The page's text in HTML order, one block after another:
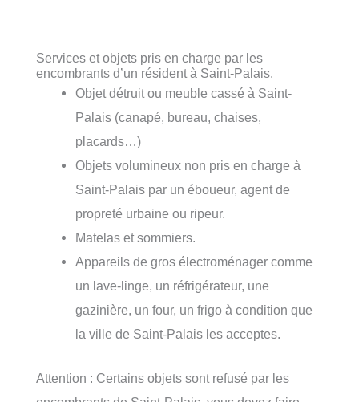
Services et objets pris en charge par les
encombrants d’un résident à Saint-Palais.
Objet détruit ou meuble cassé à Saint-
Palais (canapé, bureau, chaises,
placards…)
Objets volumineux non pris en charge à
Saint-Palais par un éboueur, agent de
propreté urbaine ou ripeur.
Matelas et sommiers.
Appareils de gros électroménager comme
un lave-linge, un réfrigérateur, une
gazinière, un four, un frigo à condition que
la ville de Saint-Palais les acceptes.
Attention : Certains objets sont refusé par les